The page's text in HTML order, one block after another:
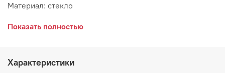
Материал: стекло
Страна: Дания
Показать полностью
Характеристики